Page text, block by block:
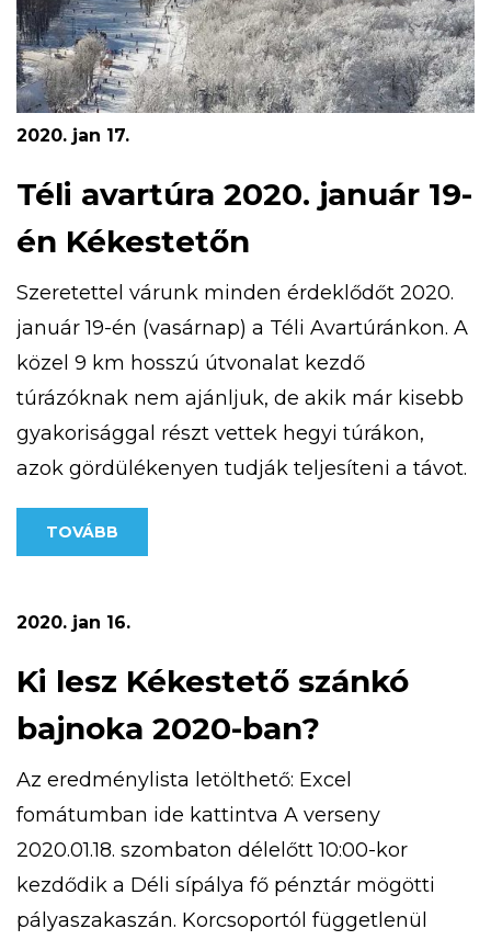
2020. jan 17.
Téli avartúra 2020. január 19-
én Kékestetőn
Szeretettel várunk minden érdeklődőt 2020.
január 19-én (vasárnap) a Téli Avartúránkon. A
közel 9 km hosszú útvonalat kezdő
túrázóknak nem ajánljuk, de akik már kisebb
gyakorisággal részt vettek hegyi túrákon,
azok gördülékenyen tudják teljesíteni a távot.
Túránk 10 órakor indul a Kékestetőn található
Tető Étteremtől, a részvételi díj: 500 Ft/fő A
TOVÁBB
2020. jan 16.
Ki lesz Kékestető szánkó
bajnoka 2020-ban?
Az eredménylista letölthető: Excel
fomátumban ide kattintva A verseny
2020.01.18. szombaton délelőtt 10:00-kor
kezdődik a Déli sípálya fő pénztár mögötti
pályaszakaszán. Korcsoportól függetlenül